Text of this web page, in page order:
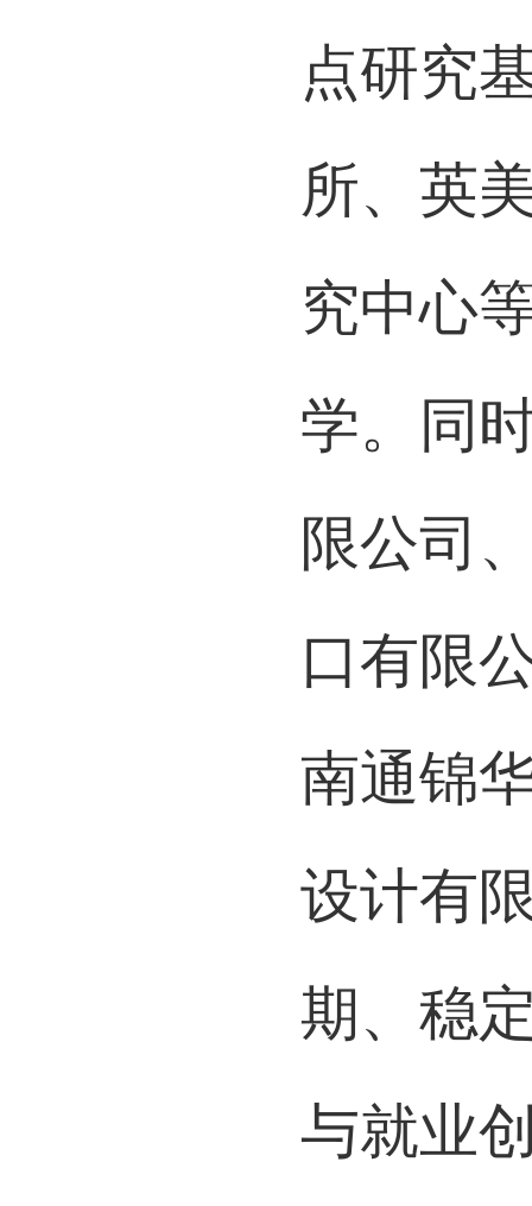
点研究
所、英
究中心
学。同
限公司
口有限
南通锦
设计有
期、稳
与就业